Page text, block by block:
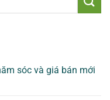
sóc và giá bán mới